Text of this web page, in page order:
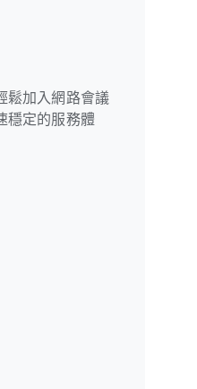
鬆加入網路會議
穩定的服務體